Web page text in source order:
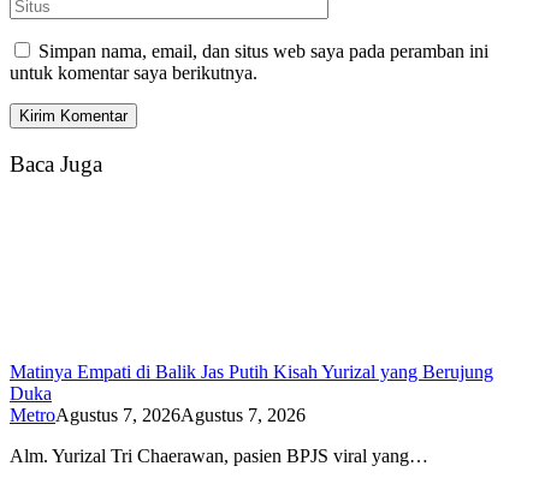
Simpan nama, email, dan situs web saya pada peramban ini
untuk komentar saya berikutnya.
Baca Juga
Matinya Empati di Balik Jas Putih Kisah Yurizal yang Berujung
Duka
MetroAgustus 7, 2026Agustus 7, 2026
Alm. Yurizal Tri Chaerawan, pasien BPJS viral yang…